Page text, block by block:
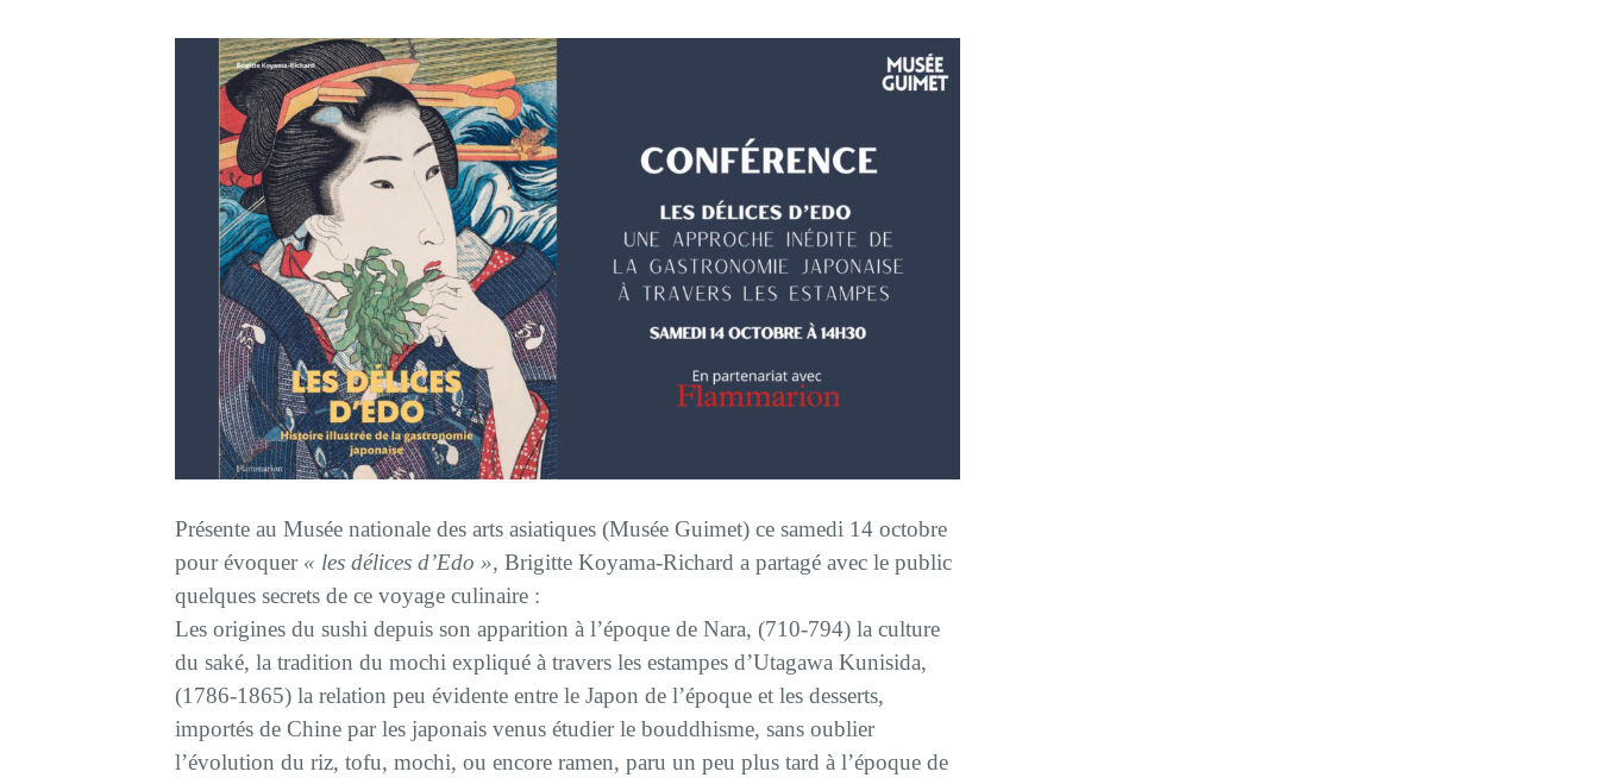
Présente au Musée nationale des arts asiatiques (Musée Guimet) ce samedi 14 octobre
pour évoquer « les délices d’Edo », Brigitte Koyama-Richard a partagé avec le public
quelques secrets de ce voyage culinaire :
Les origines du sushi depuis son apparition à l’époque de Nara, (710-794) la culture
du saké, la tradition du mochi expliqué à travers les estampes d’Utagawa Kunisida,
(1786-1865) la relation peu évidente entre le Japon de l’époque et les desserts,
importés de Chine par les japonais venus étudier le bouddhisme, sans oublier
l’évolution du riz, tofu, mochi, ou encore ramen, paru un peu plus tard à l’époque de